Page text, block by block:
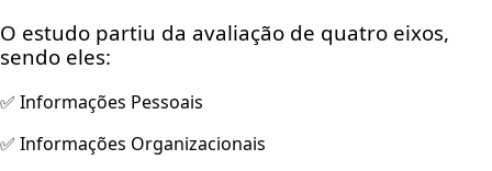
O estudo partiu da avaliação de quatro eixos,
sendo eles:
✅ Informações Pessoais
✅ Informações Organizacionais